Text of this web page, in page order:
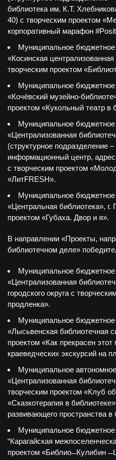
библиотека им. К.Т.
40) с творческим проектом
корпоративный марафон
Муниципальное
«Косинская
творческим проектом
Муниципальное
«Кочёвский музейно-
проектом «Кукольный театр в
Муниципальное
«Централизованная
(структурное подразделение
информационный центр,
с творческим проектом
«ЛитFRESH».
Муниципальное
«Центральная библиотека», г.
проектом «Губаха. Двор и я».
В направлении «Проекты,
библиотечном деле»
Муниципальное
«Централизованная
городского округа с
продленка».
Муниципальное
«Лысьвенская библиотечная
проектом «Как прекрасен
краеведческих экскурсий на
Муниципальное
«Централизованная
творческим проектом «Клуб
«Сказкотерапия в
развивающего пространства в
Муниципальное
“Карагайская
проектом «Библио˗˗Кулибин